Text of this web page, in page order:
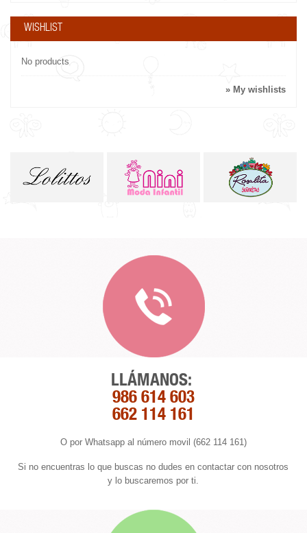
WISHLIST
No products
» My wishlists
LLÁMANOS:
986 614 603
662 114 161
O por Whatsapp al número movil (662 114 161)
Si no encuentras lo que buscas no dudes en contactar con nosotros
y lo buscaremos por ti.